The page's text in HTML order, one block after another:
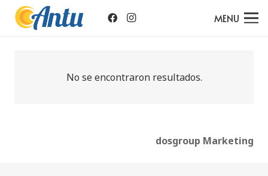
MENU
No se encontraron resultados.
dosgroup Marketing